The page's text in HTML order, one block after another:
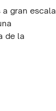
gran escala
de la